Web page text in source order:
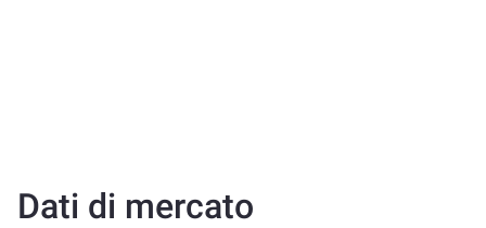
Dati di mercato